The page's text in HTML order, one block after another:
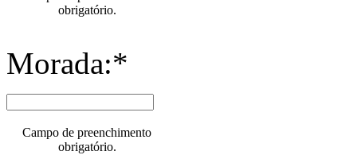
obrigatório.
Morada:*
Campo de preenchimento
obrigatório.